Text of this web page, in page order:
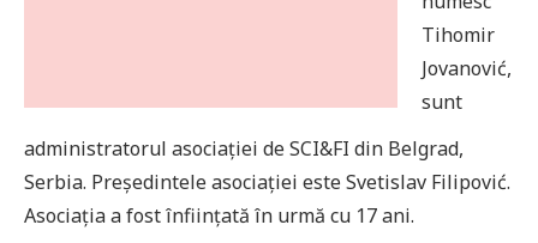
Tihomir
Jovanović,
sunt
administratorul asociației de SCI&FI din Belgrad,
Serbia. Președintele asociației este Svetislav Filipović.
Asociația a fost înființată în urmă cu 17 ani.